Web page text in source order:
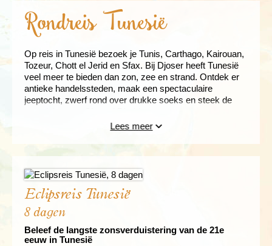
Rondreis Tunesië
Op reis in Tunesië bezoek je Tunis, Carthago, Kairouan,
Tozeur, Chott el Jerid en Sfax. Bij Djoser heeft Tunesië
veel meer te bieden dan zon, zee en strand. Ontdek er
antieke handelssteden, maak een spectaculaire
jeeptocht, zwerf rond over drukke soeks en steek de
Lees meer
Eclipsreis Tunesië
8 dagen
Beleef de langste zonsverduistering van de 21e
eeuw in Tunesië